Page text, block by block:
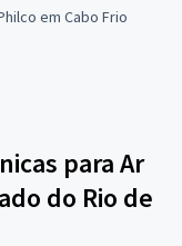
em Cabo Frio
para Ar
do Rio de